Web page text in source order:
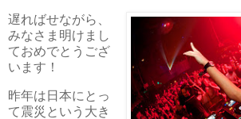
遅ればせながら、
みなさま明けまし
ておめでとうござ
います！
昨年は日本にとっ
て震災という大き